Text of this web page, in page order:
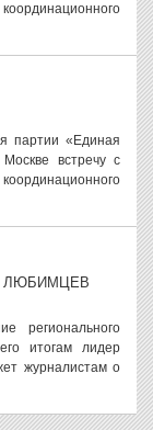
партии «Единая
встречу с
ЛЮБИМЦЕВ
регионального
итогам лидер
журналистам о